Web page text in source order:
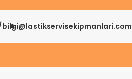
bilgi@lastikservisekipmanlari.com